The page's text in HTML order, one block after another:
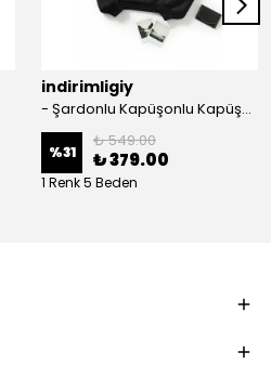
indirimligiy
- Şardonlu Kapüşonlu Kapüşonlu Kanguru Cep Oversize Lastik Paça Sweatshirt Takimi
%31
₺ 549.00
₺ 379.00
1 Renk 5 Beden